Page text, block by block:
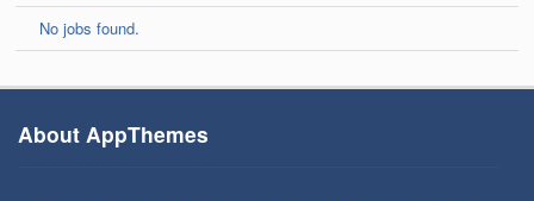
No jobs found.
About AppThemes